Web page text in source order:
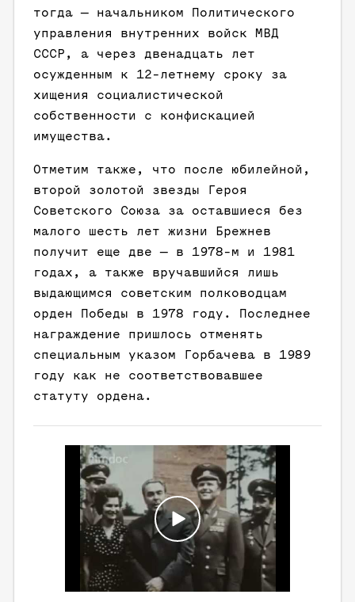
тогда — начальником Политического
управления внутренних войск МВД
СССР, а через двенадцать лет
осужденным к 12-летнему сроку за
хищения социалистической
собственности с конфискацией
имущества.
Отметим также, что после юбилейной,
второй золотой звезды Героя
Советского Союза за оставшиеся без
малого шесть лет жизни Брежнев
получит еще две — в 1978-м и 1981
годах, а также вручавшийся лишь
выдающимся советским полководцам
орден Победы в 1978 году. Последнее
награждение пришлось отменять
специальным указом Горбачева в 1989
году как не соответствовавшее
статуту ордена.